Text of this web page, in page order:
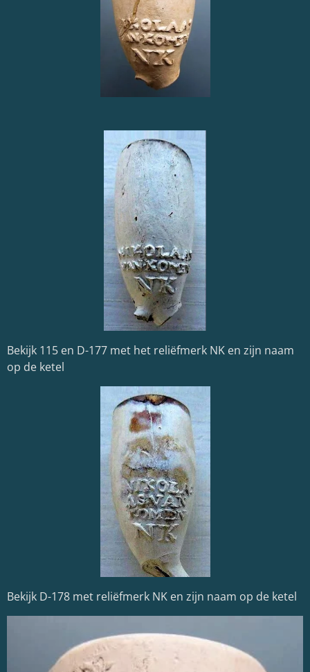
Bekijk 115 en D-177 met het reliëfmerk NK en zijn naam
op de ketel
Bekijk D-178 met reliëfmerk NK en zijn naam op de ketel